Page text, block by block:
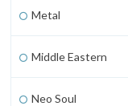
Metal
Middle Eastern
Neo Soul